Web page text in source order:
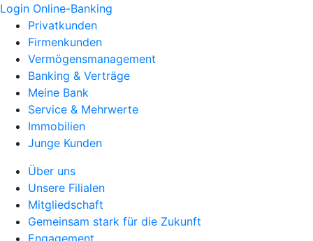
Login Online-Banking
Privatkunden
Firmenkunden
Vermögensmanagement
Banking & Verträge
Meine Bank
Service & Mehrwerte
Immobilien
Junge Kunden
Über uns
Unsere Filialen
Mitgliedschaft
Gemeinsam stark für die Zukunft
Engagement